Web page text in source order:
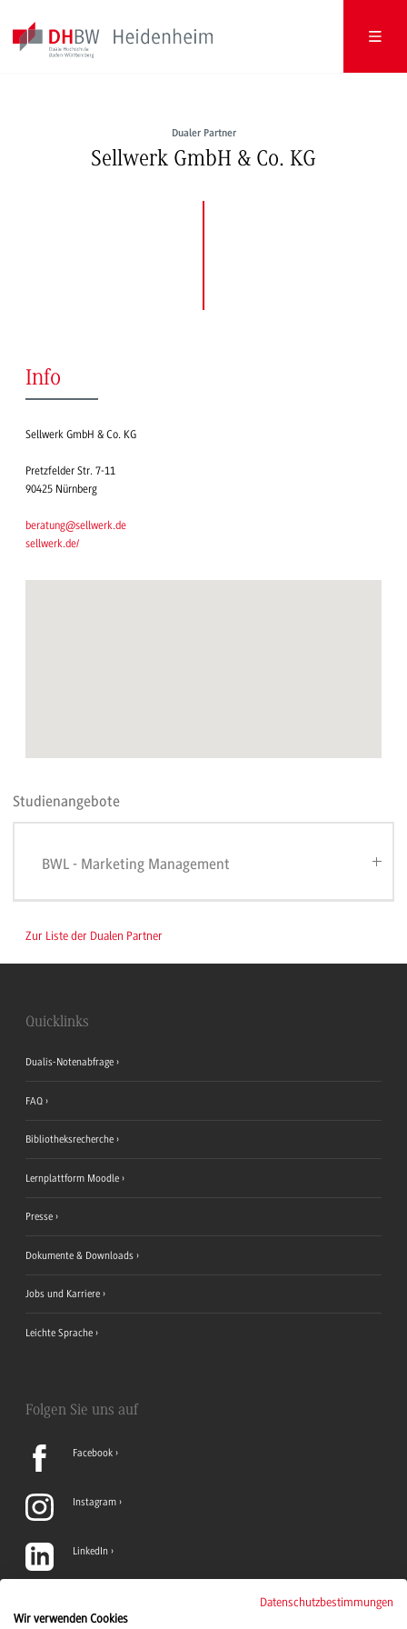
Dualer Partner
Sellwerk GmbH & Co. KG
Info
Sellwerk GmbH & Co. KG
Pretzfelder Str. 7-11
90425 Nürnberg
beratung@sellwerk.de
sellwerk.de/
Studienangebote
BWL - Marketing Management
Zur Liste der Dualen Partner
Quicklinks
Dualis-Notenabfrage
FAQ
Bibliotheksrecherche
Lernplattform Moodle
Presse
Dokumente & Downloads
Jobs und Karriere
Leichte Sprache
Folgen Sie uns auf
Facebook
Instagram
LinkedIn
Datenschutzbestimmungen
Wir verwenden Cookies